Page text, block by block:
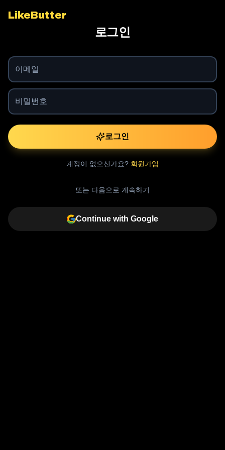
LikeButter
로그인
로그인
계정이 없으신가요? 회원가입
또는 다음으로 계속하기
Continue with Google